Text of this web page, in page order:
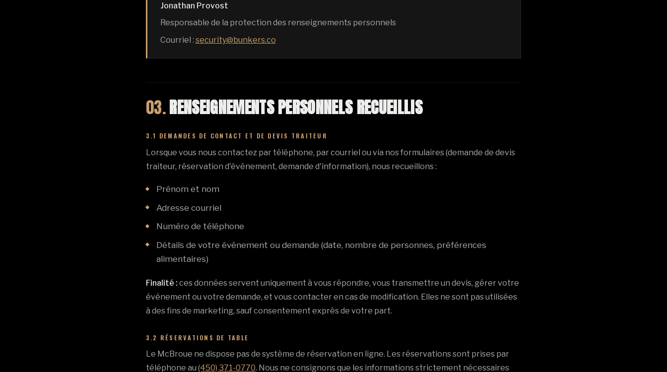
Jonathan Provost
Responsable de la protection des renseignements personnels
Courriel : security@bunkers.co
03.RENSEIGNEMENTS PERSONNELS RECUEILLIS
3.1 DEMANDES DE CONTACT ET DE DEVIS TRAITEUR
Lorsque vous nous contactez par téléphone, par courriel ou via nos formulaires (demande de devis
traiteur, réservation d'événement, demande d'information), nous recueillons :
Prénom et nom
Adresse courriel
Numéro de téléphone
Détails de votre événement ou demande (date, nombre de personnes, préférences
alimentaires)
Finalité : ces données servent uniquement à vous répondre, vous transmettre un devis, gérer votre
événement ou votre demande, et vous contacter en cas de modification. Elles ne sont pas utilisées
à des fins de marketing, sauf consentement exprès de votre part.
3.2 RÉSERVATIONS DE TABLE
Le McBroue ne dispose pas de système de réservation en ligne. Les réservations sont prises par
téléphone au (450) 371-0770. Nous ne consignons que les informations strictement nécessaires